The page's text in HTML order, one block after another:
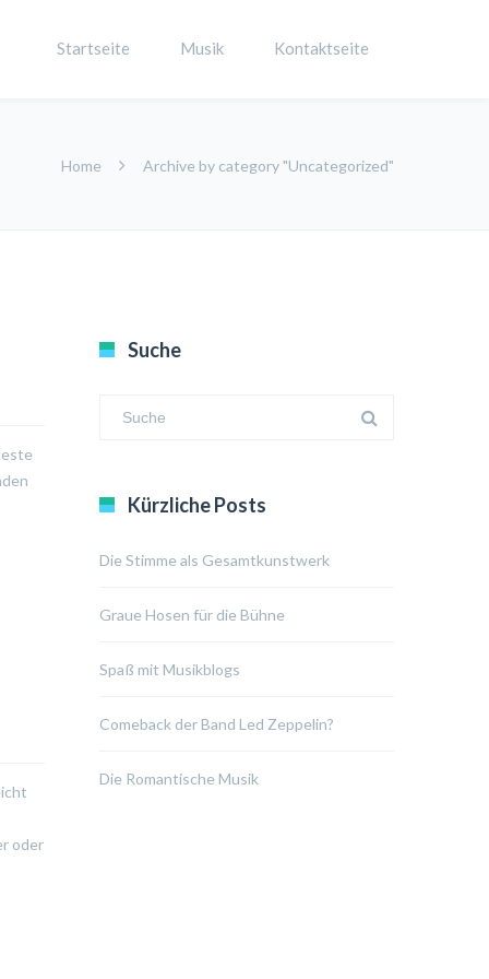
Startseite Musik Kontaktseite
Home Archive by category "Uncategorized"
oder
Suche
Kürzliche Posts
Die Stimme als Gesamtkunstwerk
Graue Hosen für die Bühne
Spaß mit Musikblogs
Comeback der Band Led Zeppelin?
Die Romantische Musik